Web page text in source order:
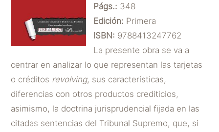
Págs.: 348
Edición: Primera
ISBN: 9788413247762
La presente obra se va a
centrar en analizar lo que representan las tarjetas
o créditos revolving, sus características,
diferencias con otros productos crediticios,
asimismo, la doctrina jurisprudencial fijada en las
citadas sentencias del Tribunal Supremo, que, si